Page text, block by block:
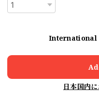
International
日本国内